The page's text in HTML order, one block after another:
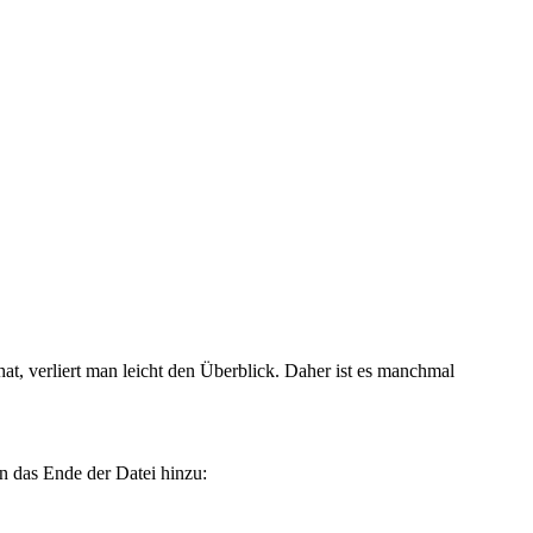
verliert man leicht den Überblick. Daher ist es manchmal
Ende der Datei hinzu: